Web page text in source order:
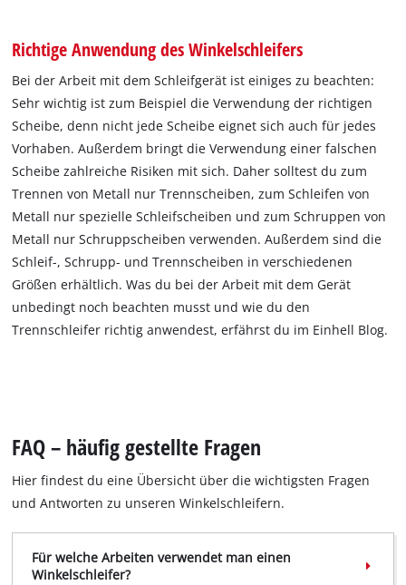
Richtige Anwendung des Winkelschleifers
Bei der Arbeit mit dem Schleifgerät ist einiges zu beachten:
Sehr wichtig ist zum Beispiel die Verwendung der richtigen
Scheibe, denn nicht jede Scheibe eignet sich auch für jedes
Vorhaben. Außerdem bringt die Verwendung einer falschen
Scheibe zahlreiche Risiken mit sich. Daher solltest du zum
Trennen von Metall nur Trennscheiben, zum Schleifen von
Metall nur spezielle Schleifscheiben und zum Schruppen von
Metall nur Schruppscheiben verwenden. Außerdem sind die
Schleif-, Schrupp- und Trennscheiben in verschiedenen
Größen erhältlich. Was du bei der Arbeit mit dem Gerät
unbedingt noch beachten musst und wie du den
Trennschleifer richtig anwendest, erfährst du im Einhell Blog.
FAQ – häufig gestellte Fragen
Hier findest du eine Übersicht über die wichtigsten Fragen
und Antworten zu unseren Winkelschleifern.
Für welche Arbeiten verwendet man einen
Winkelschleifer?